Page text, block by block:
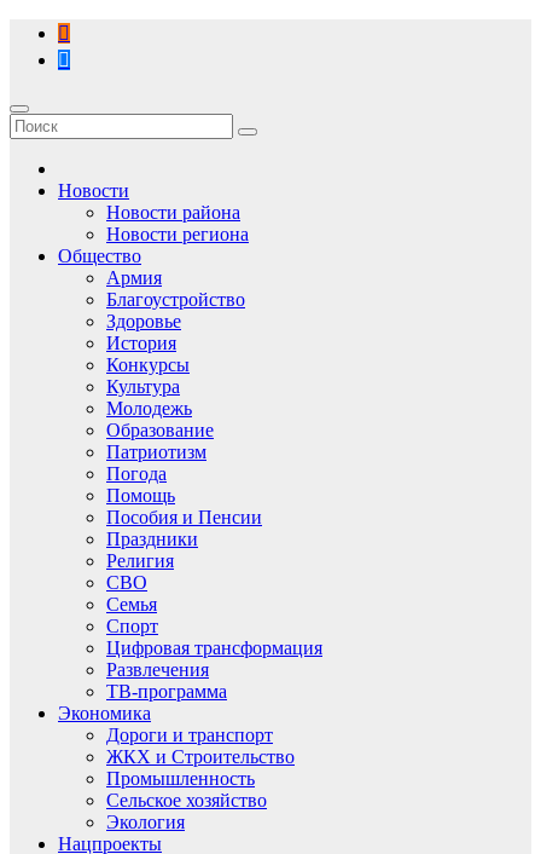
Перейти
содержимому
Новости
Новости района
Новости региона
Общество
Армия
Благоустройство
Здоровье
История
Конкурсы
Культура
Молодежь
Образование
Патриотизм
Погода
Помощь
Пособия и Пенсии
Праздники
Религия
СВО
Семья
Спорт
Цифровая трансформация
Развлечения
ТВ-программа
Экономика
Дороги и транспорт
ЖКХ и Строительство
Промышленность
Сельское хозяйство
Экология
Нацпроекты